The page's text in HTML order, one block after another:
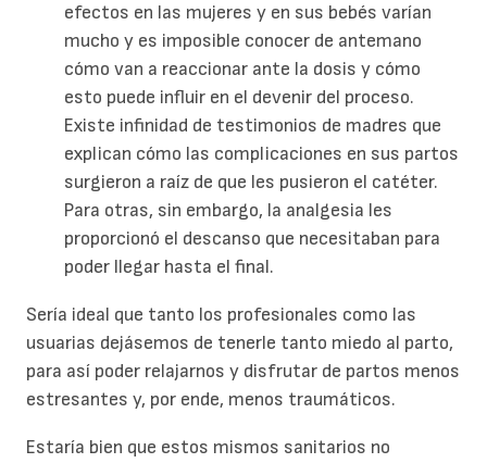
efectos en las mujeres y en sus bebés varían
mucho y es imposible conocer de antemano
cómo van a reaccionar ante la dosis y cómo
esto puede influir en el devenir del proceso.
Existe infinidad de testimonios de madres que
explican cómo las complicaciones en sus partos
surgieron a raíz de que les pusieron el catéter.
Para otras, sin embargo, la analgesia les
proporcionó el descanso que necesitaban para
poder llegar hasta el final.
Sería ideal que tanto los profesionales como las
usuarias dejásemos de tenerle tanto miedo al parto,
para así poder relajarnos y disfrutar de partos menos
estresantes y, por ende, menos traumáticos.
Estaría bien que estos mismos sanitarios no